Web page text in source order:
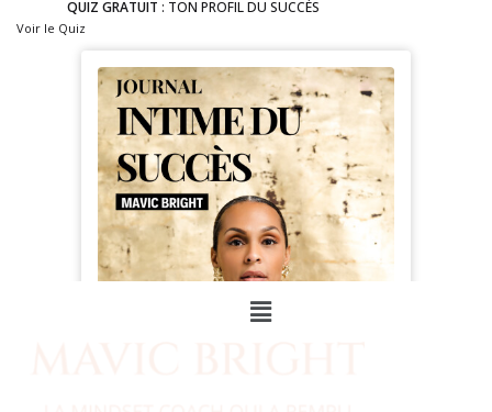
QUIZ GRATUIT : TON PROFIL DU SUCCÈS
Voir le Quiz
Menu